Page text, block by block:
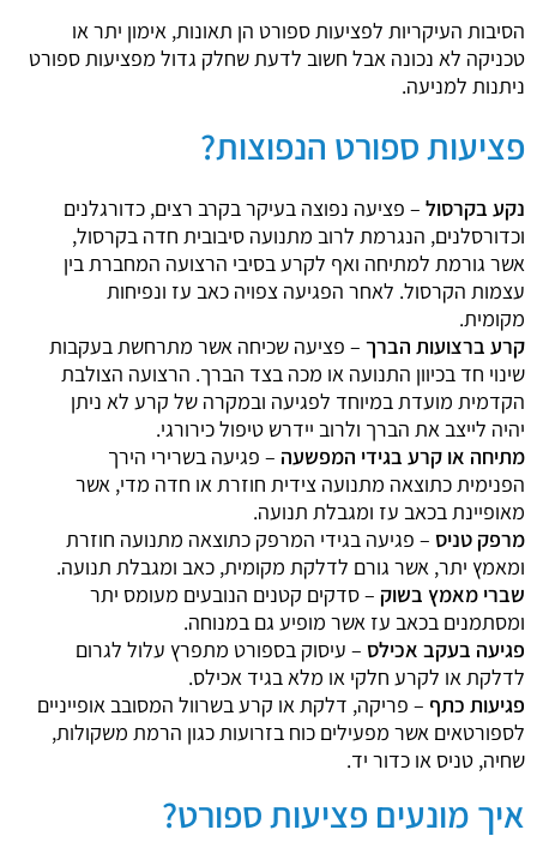
הסיבות העיקריות לפציעות ספורט הן תאונות, אימון יתר או
טכניקה לא נכונה אבל חשוב לדעת שחלק גדול מפציעות ספורט
ניתנות למניעה.
פציעות ספורט הנפוצות?
נקע בקרסול – פציעה נפוצה בעיקר בקרב רצים, כדורגלנים
וכדורסלנים, הנגרמת לרוב מתנועה סיבובית חדה בקרסול,
אשר גורמת למתיחה ואף לקרע בסיבי הרצועה המחברת בין
עצמות הקרסול. לאחר הפגיעה צפויה כאב עז ונפיחות
מקומית.
קרע ברצועות הברך – פציעה שכיחה אשר מתרחשת בעקבות
שינוי חד בכיוון התנועה או מכה בצד הברך. הרצועה הצולבת
הקדמית מועדת במיוחד לפגיעה ובמקרה של קרע לא ניתן
יהיה לייצב את הברך ולרוב יידרש טיפול כירורגי.
מתיחה או קרע בגידי המפשעה – פגיעה בשרירי הירך
הפנימית כתוצאה מתנועה צידית חוזרת או חדה מדי, אשר
מאופיינת בכאב עז ומגבלת תנועה.
מרפק טניס – פגיעה בגידי המרפק כתוצאה מתנועה חוזרת
ומאמץ יתר, אשר גורם לדלקת מקומית, כאב ומגבלת תנועה.
שברי מאמץ בשוק – סדקים קטנים הנובעים מעומס יתר
ומסתמנים בכאב עז אשר מופיע גם במנוחה.
פגיעה בעקב אכילס – עיסוק בספורט מתפרץ עלול לגרום
לדלקת או לקרע חלקי או מלא בגיד אכילס.
פגיעות כתף – פריקה, דלקת או קרע בשרוול המסובב אופייניים
לספורטאים אשר מפעילים כוח בזרועות כגון הרמת משקולות,
שחיה, טניס או כדור יד.
איך מונעים פציעות ספורט?